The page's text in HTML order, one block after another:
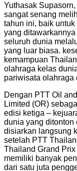
Yuthasak Supasorn,
sangat senang
tahun ini, baik
yang
seluruh dunia
yang luar biasa.
kemampuan
olahraga kelas
pariwisata olahraga
Dengan PTT Oil
Limited (OR)
edisi ketiga –
dunia yang ditonton
disiarkan langsung
setelah PTT
Thailand Grand
memiliki banyak
dari satu juta